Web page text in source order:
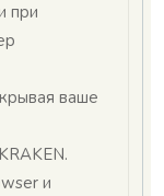
при
ваше
и